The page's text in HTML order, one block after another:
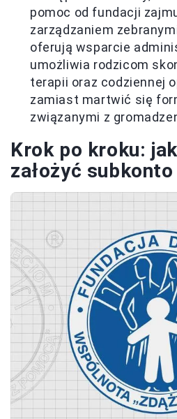
pomoc od fundacji
zarządzaniem
oferują wsparcie
umożliwia rodzicom
terapii oraz codziennej
zamiast martwić się
związanymi z
Krok po kroku:
założyć